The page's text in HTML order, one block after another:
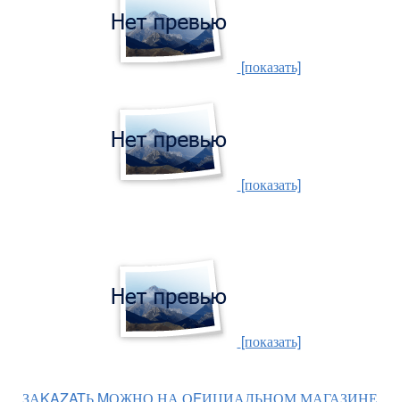
[показать]
[показать]
[показать]